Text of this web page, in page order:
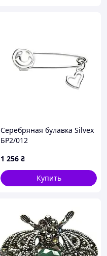
Серебряная булавка Silvex
БР2/012
1 256 ₴
Купить